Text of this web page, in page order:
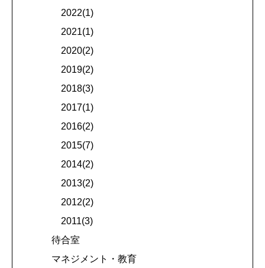
2022(1)
2021(1)
2020(2)
2019(2)
2018(3)
2017(1)
2016(2)
2015(7)
2014(2)
2013(2)
2012(2)
2011(3)
待合室
マネジメント・教育